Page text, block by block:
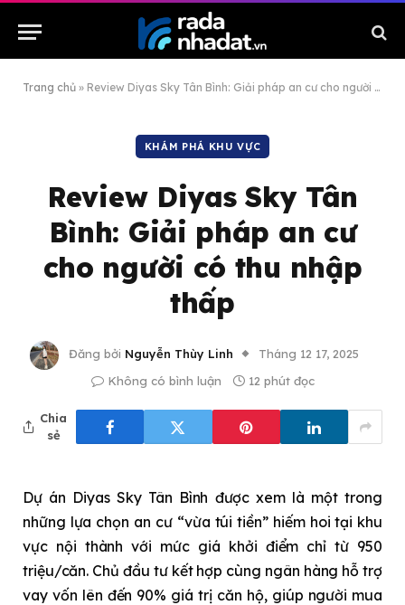
Trang chủ » Review Diyas Sky Tân Bình: Giải pháp an cư cho người có thu nhập thấp
KHÁM PHÁ KHU VỰC
Review Diyas Sky Tân
Bình: Giải pháp an cư
cho người có thu nhập
thấp
Đăng bởi Nguyễn Thùy Linh
Tháng 12 17, 2025
Không có bình luận
12 phút đọc
Chia
sẻ
Dự án Diyas Sky Tân Bình được xem là một trong
những lựa chọn an cư “vừa túi tiền” hiếm hoi tại khu
vực nội thành với mức giá khởi điểm chỉ từ 950
triệu/căn. Chủ đầu tư kết hợp cùng ngân hàng hỗ trợ
vay vốn lên đến 90% giá trị căn hộ, giúp người mua